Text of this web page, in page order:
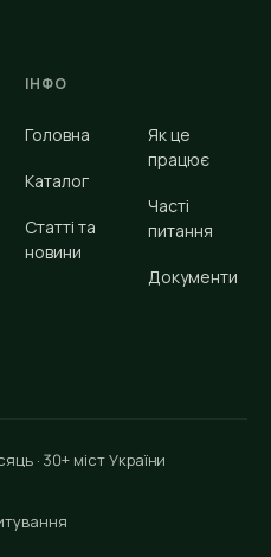
ІНФО
Головна
Каталог
Статті та
новини
Як це
працює
Часті
питання
Документи
· 30+ міст України